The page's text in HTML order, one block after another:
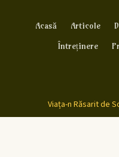
Acasă Articole
Întreținere
Viața-n Răsarit de